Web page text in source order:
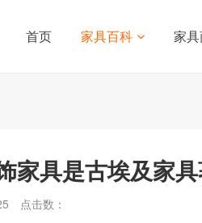
首页 家具百科 家
家具是古埃及家
点击数：